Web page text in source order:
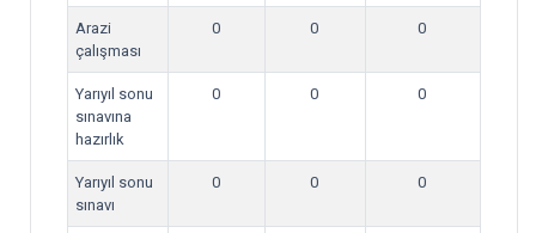
Arazi
çalışması
0 0 0
Yarıyıl sonu
sınavına
hazırlık
0 0 0
Yarıyıl sonu
sınavı
0 0 0